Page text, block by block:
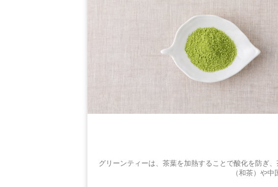
グリーンティーは、茶葉を加熱することで酸化を防ぎ
（和茶）や